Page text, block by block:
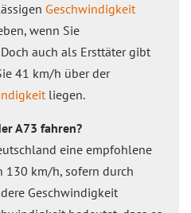
Geschwindigkeit
wenn Sie
auch als Ersttäter gibt
41 km/h über der
liegen.
A73 fahren?
eine empfohlene
130 km/h, sofern durch
Geschwindigkeit